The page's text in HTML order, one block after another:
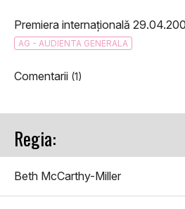
Premiera internațională
AG - AUDIENTA GENERALA
Comentarii (1)
Regia:
Beth McCarthy-Miller